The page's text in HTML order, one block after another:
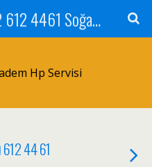
Teknik Servis, 0552 612 4461 Soğanlık Bilgisayar Teknik Servisi ve Tamiri
Hp Servisi
44 61